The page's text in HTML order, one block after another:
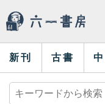
新刊 古書